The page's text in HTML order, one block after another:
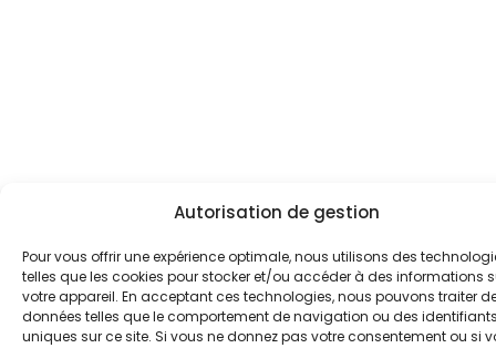
Autorisation de gestion
Pour vous offrir une expérience optimale, nous utilisons des
telles que les cookies pour stocker et/ou accéder à des informations
votre appareil. En acceptant ces technologies, nous pouvons traiter
données telles que le comportement de navigation ou des
uniques sur ce site. Si vous ne donnez pas votre consentement ou si